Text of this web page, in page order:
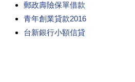
郵政壽險保單借款
青年創業貸款2016
台新銀行小額信貸